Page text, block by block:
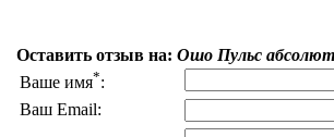
Оставить отзыв на: Ошо Пульс
Ваше имя*:
Ваш Email: